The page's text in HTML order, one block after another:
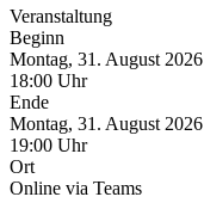
Veranstaltung
Beginn
Montag, 31. August 2026
18:00 Uhr
Ende
Montag, 31. August 2026
19:00 Uhr
Ort
Online via Teams